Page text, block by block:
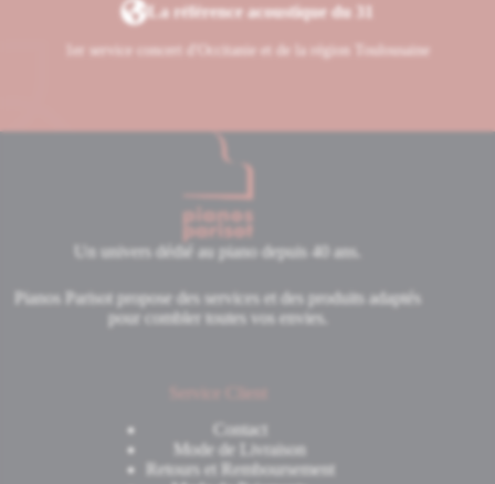
La référence acoustique du 31
1er service concert d'Occitanie et de la région Toulousaine
Un univers dédié au piano depuis 40 ans.
Pianos Parisot propose des services et des produits adaptés
pour combler toutes vos envies.
Contact
Mode de Livraison
Retours et Remboursement